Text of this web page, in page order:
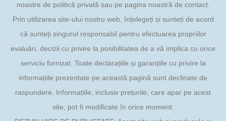
noastre de politică privată sau pe pagina noastră de contact.
Prin utilizarea site-ului nostru web, înțelegeți și sunteți de acord
că sunteți singurul responsabil pentru efectuarea propriilor
evaluări, decizii cu privire la posibilitatea de a vă implica cu orice
serviciu furnizat. Toate declarațiile și garanțiile cu privire la
informațiile prezentate pe această pagină sunt declinate de
raspundere. Informațiile, inclusiv prețurile, care apar pe acest
site, pot fi modificate în orice moment.